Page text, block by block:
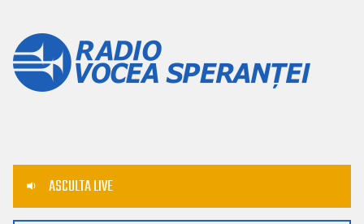
ASCULTA LIVE